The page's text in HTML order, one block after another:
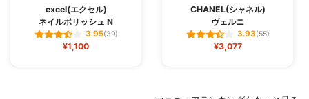
excel(エクセル)
ネイルポリッシュ N
3.95(39)
¥1,100
CHANEL(シャネル)
ヴェルニ
3.93(55)
¥3,077